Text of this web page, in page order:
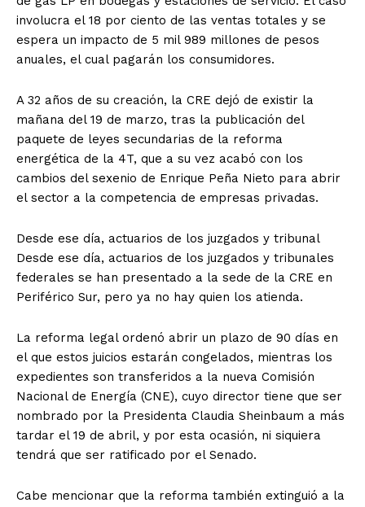
involucra el 18 por ciento de las ventas totales y se
espera un impacto de 5 mil 989 millones de pesos
anuales, el cual pagarán los consumidores.
A 32 años de su creación, la CRE dejó de existir la
mañana del 19 de marzo, tras la publicación del
paquete de leyes secundarias de la reforma
energética de la 4T, que a su vez acabó con los
cambios del sexenio de Enrique Peña Nieto para abrir
el sector a la competencia de empresas privadas.
Desde ese día, actuarios de los juzgados y tribunal
Desde ese día, actuarios de los juzgados y tribunales
federales se han presentado a la sede de la CRE en
Periférico Sur, pero ya no hay quien los atienda.
La reforma legal ordenó abrir un plazo de 90 días en
el que estos juicios estarán congelados, mientras los
expedientes son transferidos a la nueva Comisión
Nacional de Energía (CNE), cuyo director tiene que ser
nombrado por la Presidenta Claudia Sheinbaum a más
tardar el 19 de abril, y por esta ocasión, ni siquiera
tendrá que ser ratificado por el Senado.
Cabe mencionar que la reforma también extinguió a la